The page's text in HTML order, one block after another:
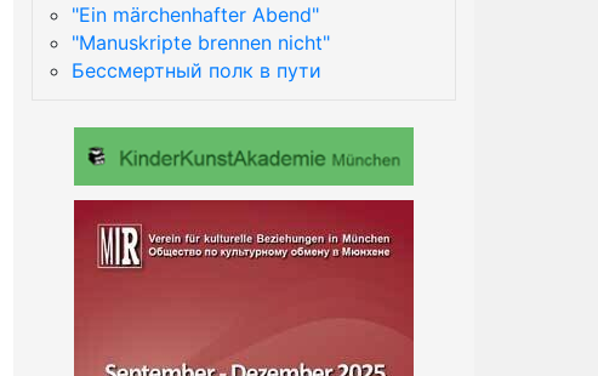
"Ein märchenhafter Abend"
"Manuskripte brennen nicht"
Бессмертный полк в пути